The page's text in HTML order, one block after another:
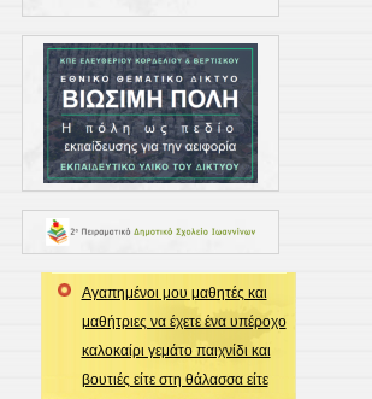
Αγαπημένοι μου μαθητές και
μαθήτριες να έχετε ένα υπέροχο
καλοκαίρι γεμάτο παιχνίδι και
βουτιές είτε στη θάλασσα είτε